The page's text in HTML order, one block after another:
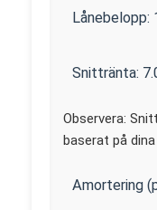
Lånebelopp:
Snittränta:
Observera:
baserat på
Amortering